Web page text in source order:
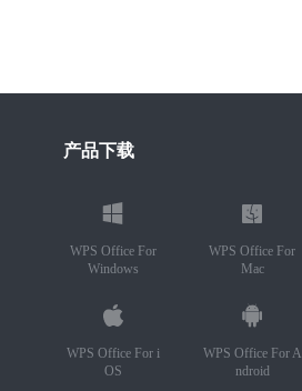
产品下载
WPS Office For
Windows
WPS Office For
Mac
WPS Office For i
OS
WPS Office For A
ndroid